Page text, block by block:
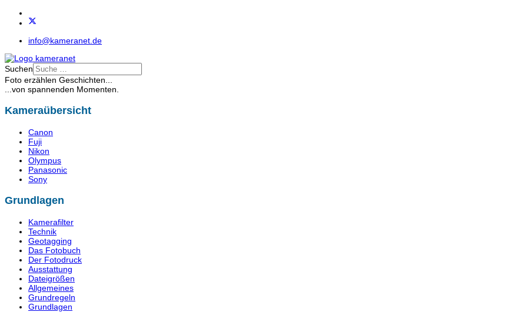
info@kameranet.de
Suchen
Foto erzählen Geschichten...
...von spannenden Momenten.
Kameraübersicht
Canon
Fuji
Nikon
Olympus
Panasonic
Sony
Grundlagen
Kamerafilter
Technik
Geotagging
Das Fotobuch
Der Fotodruck
Ausstattung
Dateigrößen
Allgemeines
Grundregeln
Grundlagen